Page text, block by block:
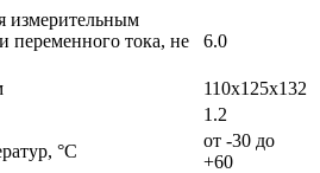
измерительным
переменного тока, не
6.0
110x125x132
1.2
°C
от -30 до
+60